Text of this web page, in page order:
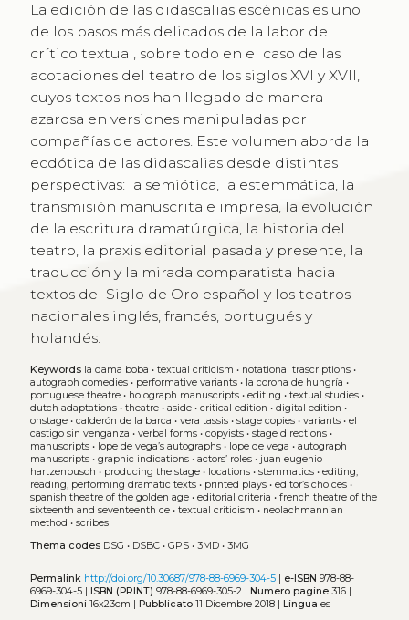
La edición de las didascalias escénicas es uno
de los pasos más delicados de la labor del
crítico textual, sobre todo en el caso de las
acotaciones del teatro de los siglos XVI y XVII,
cuyos textos nos han llegado de manera
azarosa en versiones manipuladas por
compañías de actores. Este volumen aborda la
ecdótica de las didascalias desde distintas
perspectivas: la semiótica, la estemmática, la
transmisión manuscrita e impresa, la evolución
de la escritura dramatúrgica, la historia del
teatro, la praxis editorial pasada y presente, la
traducción y la mirada comparatista hacia
textos del Siglo de Oro español y los teatros
nacionales inglés, francés, portugués y
holandés.
Keywords la dama boba • textual criticism • notational trascriptions•
autograph comedies• performative variants• la corona de hungría •
portuguese theatre• holograph manuscripts• editing • textual studies•
dutch adaptations• theatre• aside• critical edition • digital edition •
onstage• calderón de la barca • vera tassis• stage copies• variants• el
castigo sin venganza • verbal forms• copyists• stage directions•
manuscripts• lope de vega’s autographs• lope de vega • autograph
manuscripts• graphic indications• actors’ roles• juan eugenio
hartzenbusch • producing the stage• locations• stemmatics• editing,
reading, performing dramatic texts• printed plays• editor’s choices•
spanish theatre of the golden age• editorial criteria • french theatre of the
sixteenth and seventeenth ce• textual criticism • neolachmannian
method • scribes
Thema codes DSG • DSBC• GPS• 3MD• 3MG
Permalink http://doi.org/10.30687/978-88-6969-304-5| e-ISBN 978-88-
6969-304-5 |
ISBN (PRINT) 978-88-6969-305-2 | Numero pagine316 |
Dimensioni16x23cm | Pubblicato11 Dicembre 2018 | Lingua es